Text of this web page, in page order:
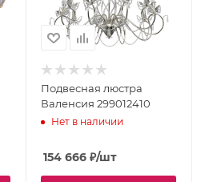
Подвесная люстра
Валенсия 299012410
Нет в наличии
154 666₽/шт